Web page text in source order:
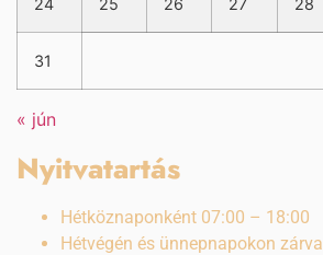
31
« jún
Nyitvatartás
Hétköznaponként 07:00 – 18:00
Hétvégén és ünnepnapokon zárva